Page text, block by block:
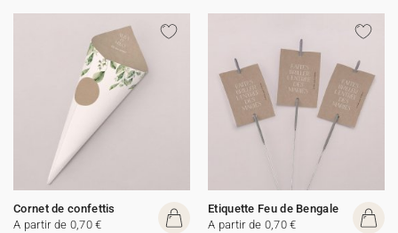
Cornet de confettis
A partir de 0,70 €
Etiquette Feu de Bengale
A partir de 0,70 €